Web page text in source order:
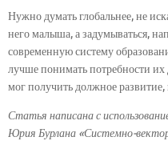
Нужно думать глобальнее, не
него малыша, а задумываться,
современную систему
лучше понимать потребности их
мог получить должное развитие,
Статья написана с
Юрия Бурлана «Системно-